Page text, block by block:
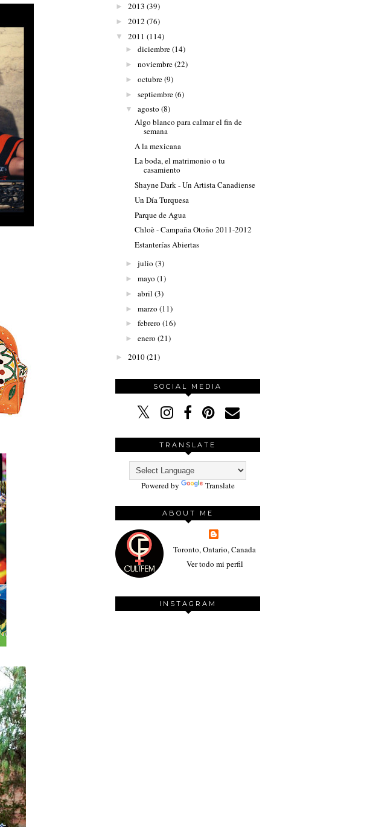
► 2013 (39)
► 2012 (76)
▼ 2011 (114)
► diciembre(14)
► noviembre(22)
► octubre(9)
► septiembre(6)
▼ agosto (8)
Algo blanco para calmar el fin de
semana
A la mexicana
La boda, el matrimonio o tu
casamiento
Shayne Dark - Un Artista Canadiense
Un Día Turquesa
Parque de Agua
Chloè - Campaña Otoño 2011-2012
Estanterías Abiertas
► julio (3)
► mayo (1)
► abril (3)
► marzo (11)
► febrero (16)
► enero (21)
► 2010(21)
SOCIAL MEDIA
TRANSLATE
Powered by Translate
ABOUT ME
Toronto, Ontario, Canada
Ver todo mi perfil
INSTAGRAM